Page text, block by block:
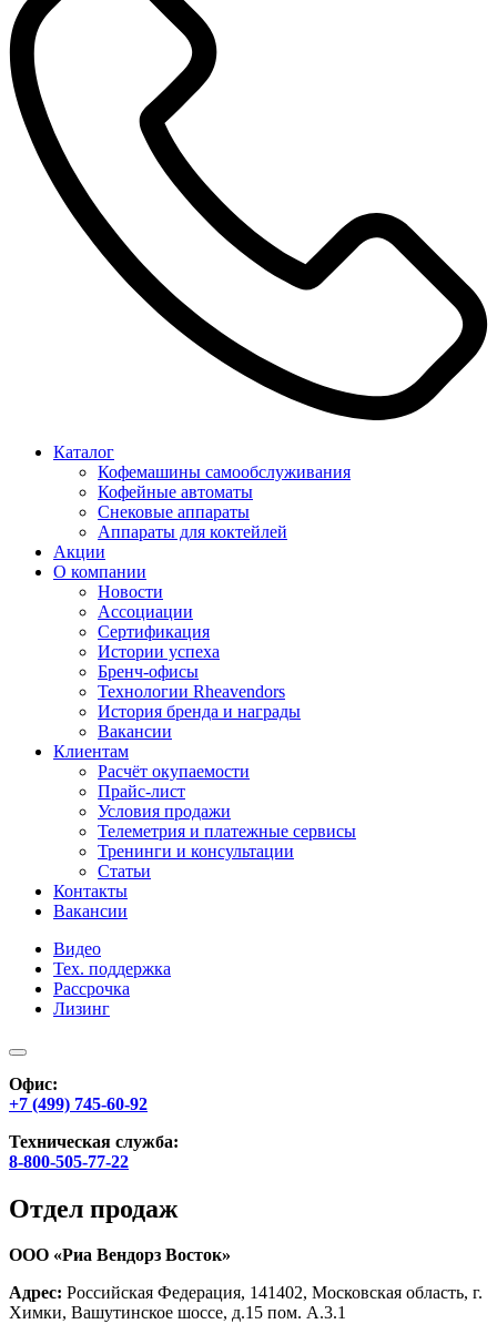
Каталог
Кофемашины самообслуживания
Кофейные автоматы
Снековые аппараты
Аппараты для коктейлей
Акции
О компании
Новости
Ассоциации
Сертификация
Истории успеха
Бренч-офисы
Технологии Rheavendors
История бренда и награды
Вакансии
Клиентам
Расчёт окупаемости
Прайс-лист
Условия продажи
Телеметрия и платежные сервисы
Тренинги и консультации
Статьи
Контакты
Вакансии
Видео
Тех. поддержка
Рассрочка
Лизинг
Офис:
+7 (499) 745-60-92
Техническая служба:
8-800-505-77-22
Отдел продаж
ООО «Риа Вендорз Восток»
Адрес: Российская Федерация, 141402, Московская область, г.
Химки, Вашутинское шоссе, д.15 пом. А.3.1